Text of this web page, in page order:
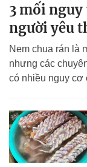
3 mối nguy
người yêu
Nem chua rán là
nhưng các
có nhiều nguy cơ